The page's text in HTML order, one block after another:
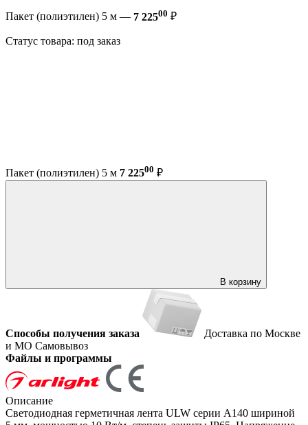
Пакет (полиэтилен) 5 м — 7 22500 ₽
Статус товара: под заказ
Пакет (полиэтилен) 5 м 7 22500 ₽
В корзину
Способы получения заказа
Доставка по Москве
и МО Самовывоз
Файлы и программы
Описание
Светодиодная герметичная лента ULW серии A140 шириной